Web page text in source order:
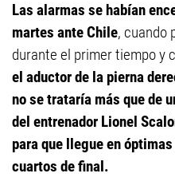
Las alarmas se habían
martes ante Chile, cuando
durante el primer tiempo y
el aductor de la pierna
no se trataría más que de
del entrenador Lionel
para que llegue en
cuartos de final.